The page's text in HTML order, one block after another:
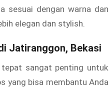
sesuai dengan warna dan
elegan dan stylish.
Jatiranggon, Bekasi
sangat penting untuk
yang bisa membantu Anda